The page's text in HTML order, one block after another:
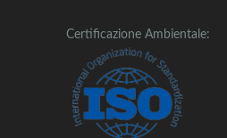
Certificazione Ambientale: